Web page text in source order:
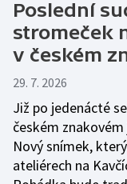
Poslední
stromeček
v českém
29. 7. 2026
Již po jedenácté
českém
Nový snímek,
ateliérech na